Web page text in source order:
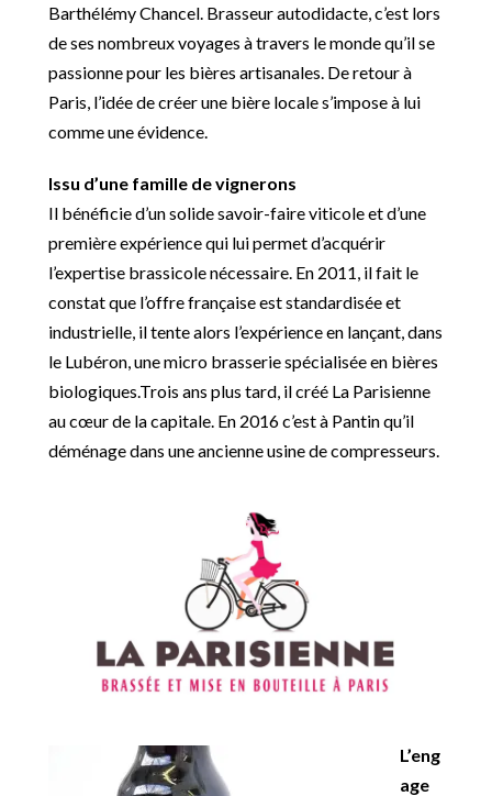
Barthélémy Chancel. Brasseur autodidacte, c’est lors
de ses nombreux voyages à travers le monde qu’il se
passionne pour les bières artisanales. De retour à
Paris, l’idée de créer une bière locale s’impose à lui
comme une évidence.
Issu d’une famille de vignerons
Il bénéficie d’un solide savoir-faire viticole et d’une
première expérience qui lui permet d’acquérir
l’expertise brassicole nécessaire. En 2011, il fait le
constat que l’offre française est standardisée et
industrielle, il tente alors l’expérience en lançant, dans
le Lubéron, une micro brasserie spécialisée en bières
biologiques.Trois ans plus tard, il créé La Parisienne
au cœur de la capitale. En 2016 c’est à Pantin qu’il
déménage dans une ancienne usine de compresseurs.
L’eng
age